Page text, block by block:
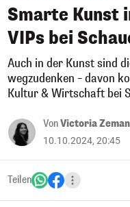
Smarte Kunst
VIPs bei
Auch in der Kunst sind
wegzudenken – davon
Kultur & Wirtschaft bei
VonVictoria
10.10.2024, 20:45
Teilen